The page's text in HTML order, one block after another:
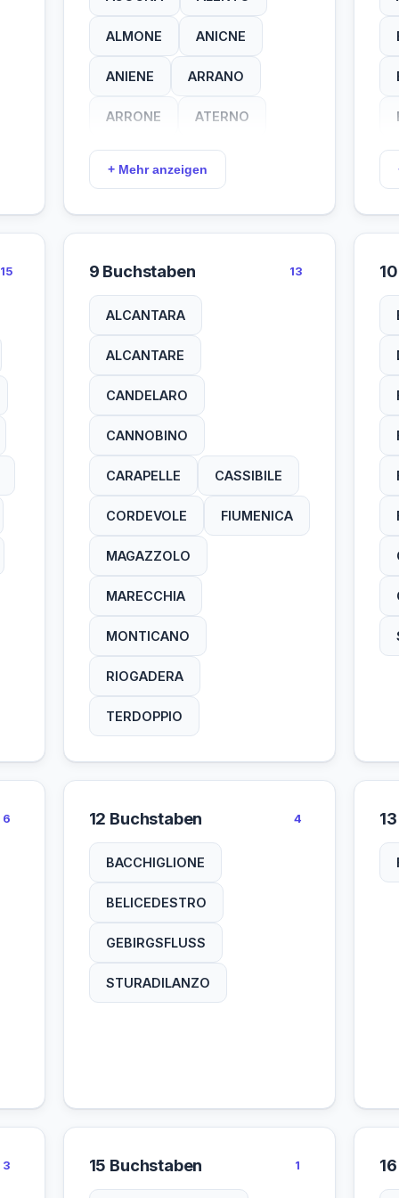
ALMONE ANICNE
ANIENE ARRANO
ARRONE ATERNO
AVISIO
BREMBO BRENTA
CALORE CAVONE
CECINA
CESANO
CHIANI CHIESE
CISMON
CURONE EISACK
ELLERO FOGLIA
GIONGO
IMPERO
ISALLE ISARCO
ISONCA
LAMBRO
LESINA LIPUDA
MINCIO
NAVILE
PAGLIA
PASSER
SEVESO SIMERI
+ Mehr anzeigen
15 9 Buchstaben 13
ALCANTARA
ALCANTARE
CANDELARO
CANNOBINO
CARAPELLE CASSIBILE
CORDEVOLE FIUMENICA
MAGAZZOLO
MARECCHIA
MONTICANO
RIOGADERA
TERDOPPIO
6 12 Buchstaben 4
BACCHIGLIONE
BELICEDESTRO
GEBIRGSFLUSS
STURADILANZO
3 15 Buchstaben 1